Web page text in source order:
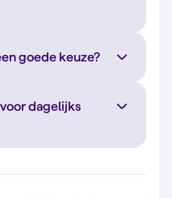
goede keuze?
dagelijks